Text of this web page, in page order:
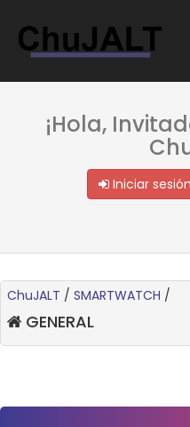
¡Hola,
Iniciar sesión
ChuJALT / SMARTWATCH /
GENERAL